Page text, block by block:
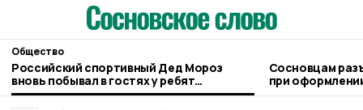
Общество
Российский спортивный Дед Мороз
вновь побывал в гостях у ребят
мичуринского детсада
Сосновцам
при
людьми